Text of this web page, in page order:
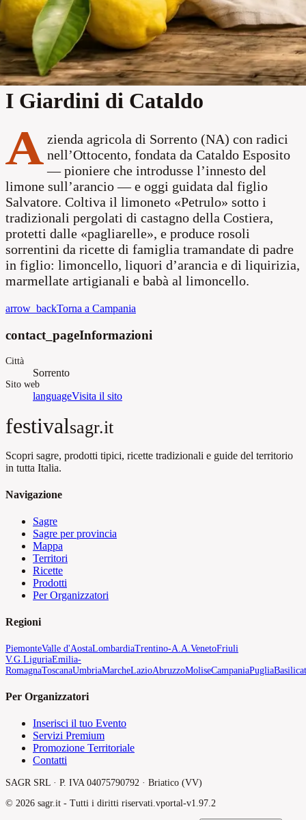
store
Produttore location_onSorrento
I Giardini di Cataldo
A zienda agricola di Sorrento (NA) con radici
nell’Ottocento, fondata da Cataldo Esposito
— pioniere che introdusse l’innesto del
limone sull’arancio — e oggi guidata dal figlio
Salvatore. Coltiva il limoneto «Petrulo» sotto i
tradizionali pergolati di castagno della Costiera,
protetti dalle «pagliarelle», e produce rosoli
sorrentini da ricette di famiglia tramandate di padre
in figlio: limoncello, liquori d’arancia e di liquirizia,
marmellate artigianali e babà al limoncello.
arrow_backTorna a Campania
contact_pageInformazioni
Città
Sorrento
Sito web
languageVisita il sito
festivalsagr.it
Scopri sagre, prodotti tipici, ricette tradizionali e guide del territorio
in tutta Italia.
Navigazione
Sagre
Sagre per provincia
Mappa
Territori
Ricette
Prodotti
Per Organizzatori
Regioni
PiemonteValle d'AostaLombardiaTrentino-A.A. VenetoFriuli
V.G. LiguriaEmilia-
RomagnaToscanaUmbriaMarcheLazioAbruzzoMoliseCampaniaPuglia
Per Organizzatori
Inserisci il tuo Evento
Servizi Premium
Promozione Territoriale
Contatti
SAGR SRL · P. IVA 04075790792 · Briatico (VV)
© 2026 sagr.it - Tutti i diritti riservati.vportal-v1.97.2